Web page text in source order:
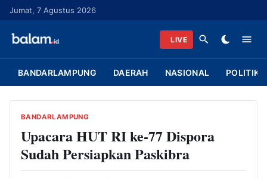
u
Jumat, 7 Agustus 2026
LIVE
BANDARLAMPUNG DAERAH NASIONAL POLITIK
BANDARLAMPUNG
Upacara HUT RI ke-77 Dispora
Sudah Persiapkan Paskibra